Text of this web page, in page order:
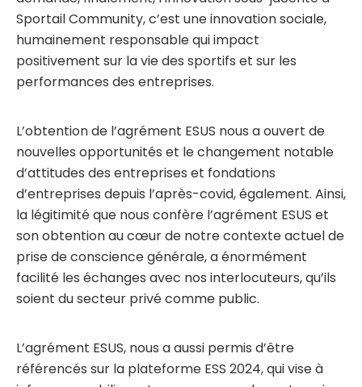
Sportail Community, c’est une innovation sociale,
humainement responsable qui impact
positivement sur la vie des sportifs et sur les
performances des entreprises.
L’obtention de l’agrément ESUS nous a ouvert de
nouvelles opportunités et le changement notable
d’attitudes des entreprises et fondations
d’entreprises depuis l’après-covid, également. Ainsi,
la légitimité que nous confère l’agrément ESUS et
son obtention au cœur de notre contexte actuel de
prise de conscience générale, a énormément
facilité les échanges avec nos interlocuteurs, qu’ils
soient du secteur privé comme public.
L’agrément ESUS, nous a aussi permis d’être
référencés sur la plateforme ESS 2024, qui vise à